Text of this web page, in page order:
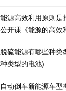
能源高效利用原则是
公开课《能源的高效
脱硫能源有哪些种类
种类型的电池)
自动倒车新能源车型